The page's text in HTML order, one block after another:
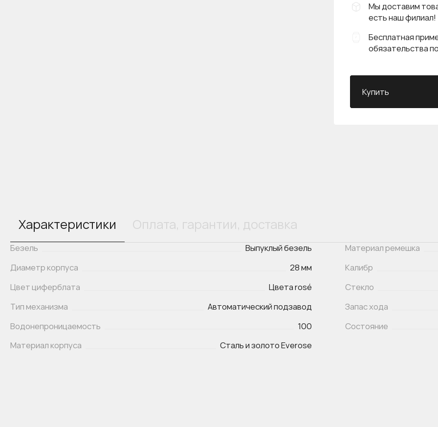
Мы доставим
есть наш филиал!
Бесплатная
обязательства
Купить
Характеристики Оплата, гарантии, доставка
Безель
Выпуклый безель
Диаметр корпуса
28 мм
Цвет циферблата
Цвета rosé
Тип механизма
Автоматический подзавод
Водонепроницаемость
100
Материал корпуса
Сталь и золото Everose
Материал ремешка
Калибр
Стекло
Запас хода
Состояние